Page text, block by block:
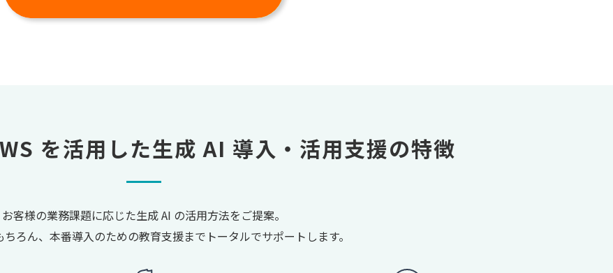
を活用した生成 AI 導入・活用支援の特徴
お客様の業務課題に応じた生成 AI の活用方法をご提案。
ろん、本番導入のための教育支援までトータルでサポートします。